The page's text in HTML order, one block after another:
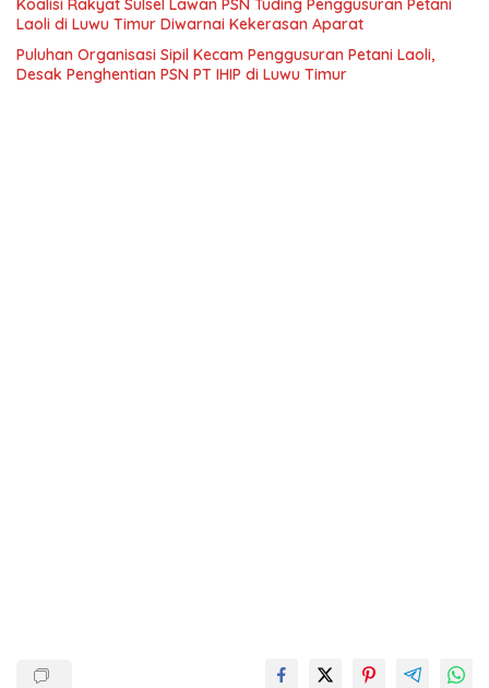
Koalisi Rakyat Sulsel Lawan PSN Tuding Penggusuran Petani
Laoli di Luwu Timur Diwarnai Kekerasan Aparat
Puluhan Organisasi Sipil Kecam Penggusuran Petani Laoli,
Desak Penghentian PSN PT IHIP di Luwu Timur